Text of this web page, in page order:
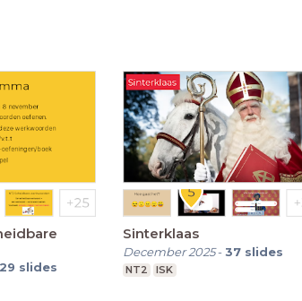
29 slides
Sinterklaas
December 2025-37 slides
NT2 ISK